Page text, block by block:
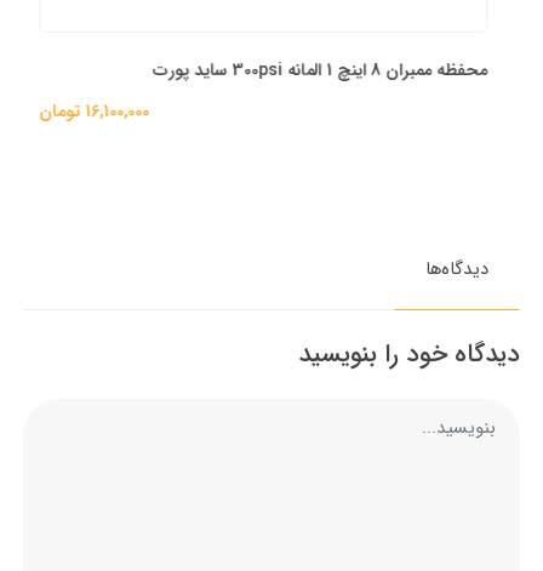
محفظه ممبران 8 اینچ 1 المانه 300psi ساید پورت
16,100,000 تومان
دیدگاه‌ها
دیدگاه خود را بنویسید